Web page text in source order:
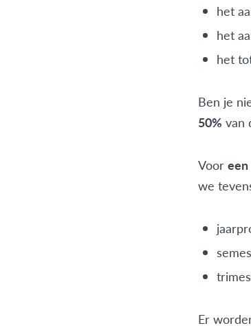
het
het
het
Ben je
50% van
Voor
we
Er